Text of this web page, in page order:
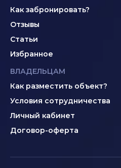
Как забронировать?
Отзывы
Статьи
Избранное
ВЛАДЕЛЬЦАМ
Как разместить объект?
Условия сотрудничества
Личный кабинет
Договор-оферта